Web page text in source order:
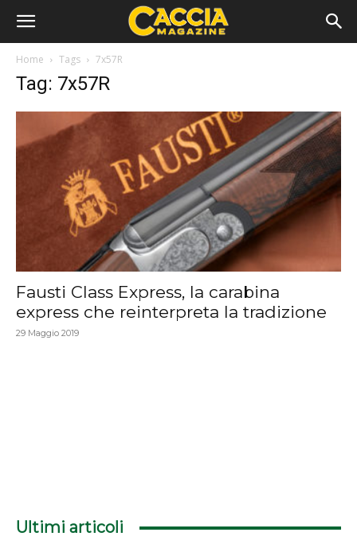
Home Tags 7x57R
Tag: 7x57R
Fausti Class Express, la carabina
express che reinterpreta la tradizione
29 Maggio 2019
Ultimi articoli